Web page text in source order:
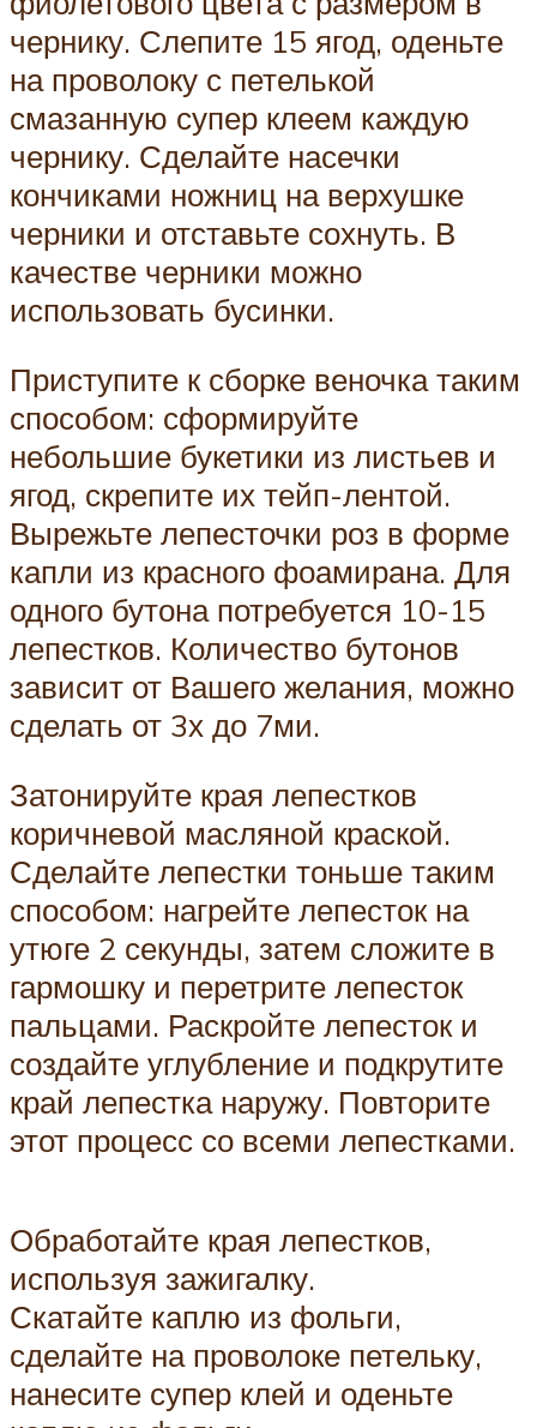
чернику. Слепите 15 ягод, оденьте
на проволоку с петелькой
смазанную супер клеем каждую
чернику. Сделайте насечки
кончиками ножниц на верхушке
черники и отставьте сохнуть. В
качестве черники можно
использовать бусинки.
Приступите к сборке веночка таким
способом: сформируйте
небольшие букетики из листьев и
ягод, скрепите их тейп-лентой.
Вырежьте лепесточки роз в форме
капли из красного фоамирана. Для
одного бутона потребуется 10-15
лепестков. Количество бутонов
зависит от Вашего желания, можно
сделать от 3х до 7ми.
Затонируйте края лепестков
коричневой масляной краской.
Сделайте лепестки тоньше таким
способом: нагрейте лепесток на
утюге 2 секунды, затем сложите в
гармошку и перетрите лепесток
пальцами. Раскройте лепесток и
создайте углубление и подкрутите
край лепестка наружу. Повторите
этот процесс со всеми лепестками.
Обработайте края лепестков,
используя зажигалку.
Скатайте каплю из фольги,
сделайте на проволоке петельку,
нанесите супер клей и оденьте